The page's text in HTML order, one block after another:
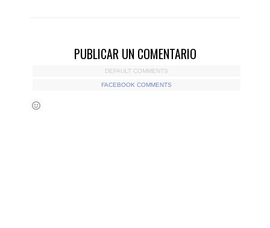
PUBLICAR UN COMENTARIO
DEFAULT COMMENTS
FACEBOOK COMMENTS